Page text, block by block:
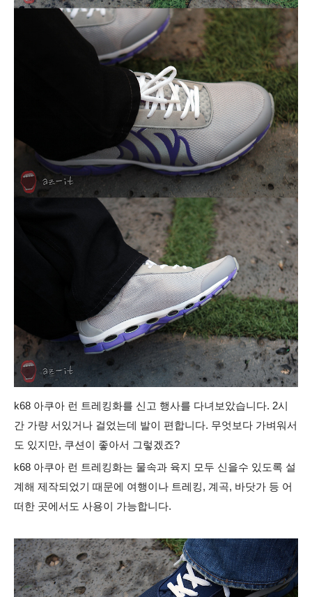
k68 아쿠아 런 트레킹화를 신고 행사를 다녀보았습니다. 2시
간 가량 서있거나 걸었는데 발이 편합니다. 무엇보다 가벼워서
도 있지만, 쿠션이 좋아서 그렇겠죠?
k68 아쿠아 런 트레킹화는 물속과 육지 모두 신을수 있도록 설
계해 제작되었기 때문에 여행이나 트레킹, 계곡, 바닷가 등 어
떠한 곳에서도 사용이 가능합니다.